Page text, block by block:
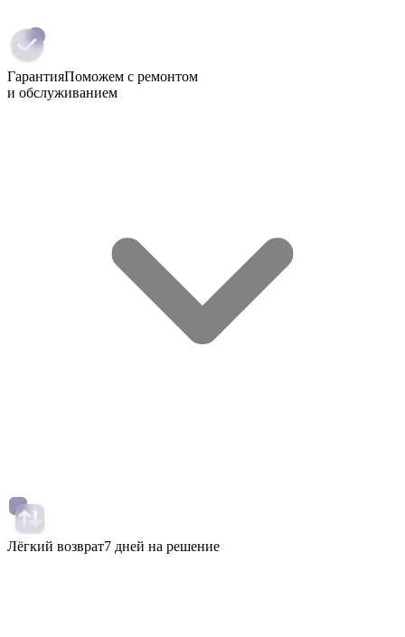
ГарантияПоможем с ремонтом
и обслуживанием
Лёгкий возврат7 дней на решение